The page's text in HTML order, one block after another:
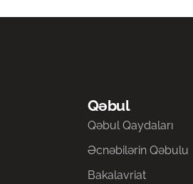
Qəbul
Qəbul Qaydaları
Əcnəbilərin Qəbulu
Bakalavriat